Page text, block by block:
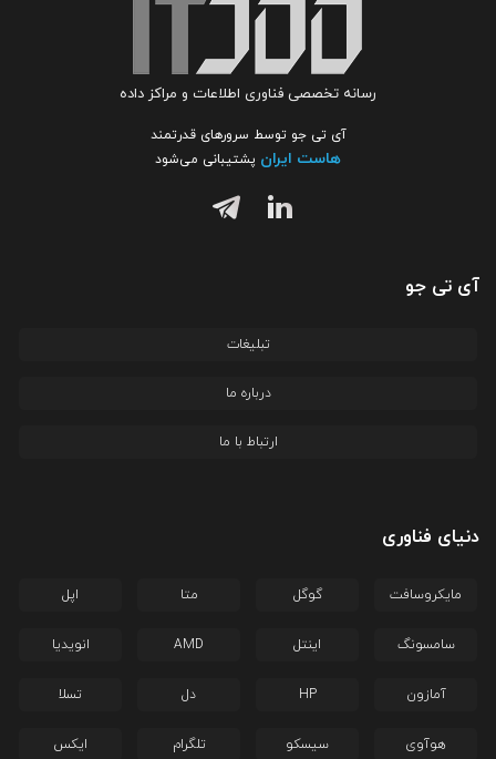
رسانه تخصصی فناوری اطلاعات و مراکز داده
آی تی جو توسط سرورهای قدرتمند
هاست ایران پشتیبانی می‌شود
آی تی جو
تبلیغات
درباره ما
ارتباط با ما
دنیای فناوری
مایکروسافت گوگل متا اپل
سامسونگ اینتل AMD انویدیا
آمازون HP دل تسلا
هوآوی سیسکو تلگرام ایکس